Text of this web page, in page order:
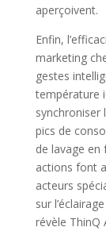
aperçoivent.
Enfin,
marketing
gestes
température
synchroniser
pics de
de lavage en
actions font
acteurs
sur
révèle ThinQ